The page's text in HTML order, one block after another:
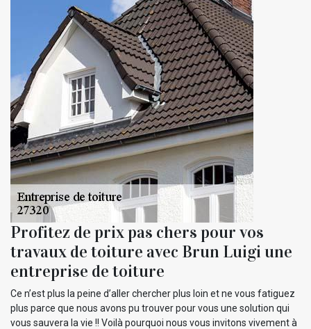
Profitez de prix pas chers pour vos
travaux de toiture avec Brun Luigi une
entreprise de toiture
Ce n’est plus la peine d’aller chercher plus loin et ne vous fatiguez
plus parce que nous avons pu trouver pour vous une solution qui
vous sauvera la vie !! Voilà pourquoi nous vous invitons vivement à